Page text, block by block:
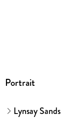
Portrait
Lynsay Sands